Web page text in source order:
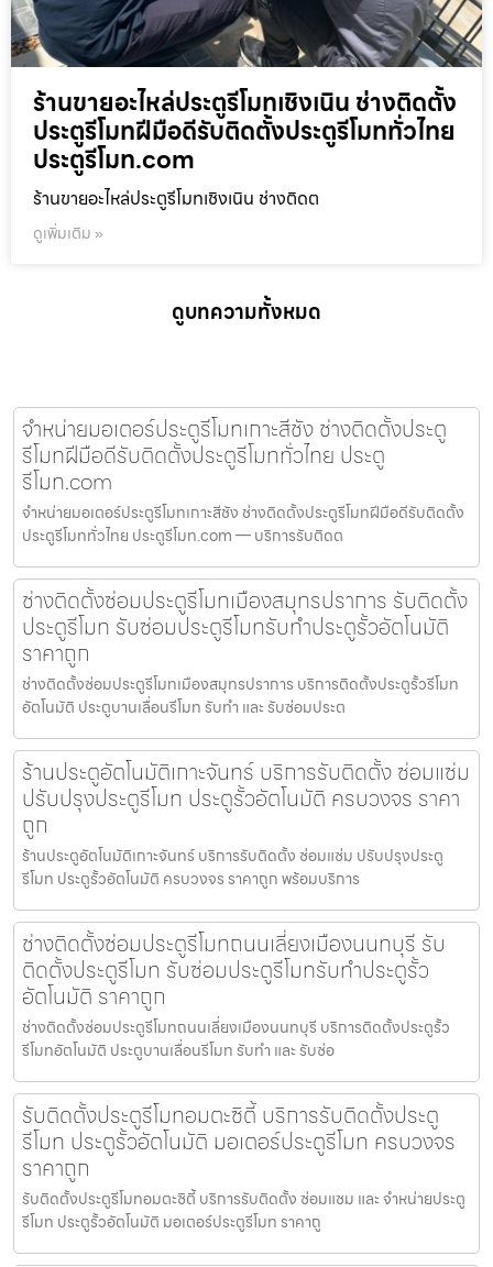
ร้านขายอะไหล่ประตูรีโมทเชิงเนิน ช่างติดตั้ง
ประตูรีโมทฝีมือดีรับติดตั้งประตูรีโมททั่วไทย
ประตูรีโมท.com
ร้านขายอะไหล่ประตูรีโมทเชิงเนิน ช่างติดต
ดูเพิ่มเติม »
ดูบทความทั้งหมด
จำหน่ายมอเตอร์ประตูรีโมทเกาะสีชัง ช่างติดตั้งประตู
รีโมทฝีมือดีรับติดตั้งประตูรีโมททั่วไทย ประตู
รีโมท.com
จำหน่ายมอเตอร์ประตูรีโมทเกาะสีชัง ช่างติดตั้งประตูรีโมทฝีมือดีรับติดตั้ง
ประตูรีโมททั่วไทย ประตูรีโมท.com — บริการรับติดต
ช่างติดตั้งซ่อมประตูรีโมทเมืองสมุทรปราการ รับติดตั้ง
ประตูรีโมท รับซ่อมประตูรีโมทรับทำประตูรั้วอัตโนมัติ
ราคาถูก
ช่างติดตั้งซ่อมประตูรีโมทเมืองสมุทรปราการ บริการติดตั้งประตูรั้วรีโมท
อัตโนมัติ ประตูบานเลื่อนรีโมท รับทำ และ รับซ่อมประต
ร้านประตูอัตโนมัติเกาะจันทร์ บริการรับติดตั้ง ซ่อมแซ่ม
ปรับปรุงประตูรีโมท ประตูรั้วอัตโนมัติ ครบวงจร ราคา
ถูก
ร้านประตูอัตโนมัติเกาะจันทร์ บริการรับติดตั้ง ซ่อมแซ่ม ปรับปรุงประตู
รีโมท ประตูรั้วอัตโนมัติ ครบวงจร ราคาถูก พร้อมบริการ
ช่างติดตั้งซ่อมประตูรีโมทถนนเลี่ยงเมืองนนทบุรี รับ
ติดตั้งประตูรีโมท รับซ่อมประตูรีโมทรับทำประตูรั้ว
อัตโนมัติ ราคาถูก
ช่างติดตั้งซ่อมประตูรีโมทถนนเลี่ยงเมืองนนทบุรี บริการติดตั้งประตูรั้ว
รีโมทอัตโนมัติ ประตูบานเลื่อนรีโมท รับทำ และ รับซ่อ
รับติดตั้งประตูรีโมทอมตะซิตี้ บริการรับติดตั้งประตู
รีโมท ประตูรั้วอัตโนมัติ มอเตอร์ประตูรีโมท ครบวงจร
ราคาถูก
รับติดตั้งประตูรีโมทอมตะซิตี้ บริการรับติดตั้ง ซ่อมแซม และ จำหน่ายประตู
รีโมท ประตูรั้วอัตโนมัติ มอเตอร์ประตูรีโมท ราคาถู